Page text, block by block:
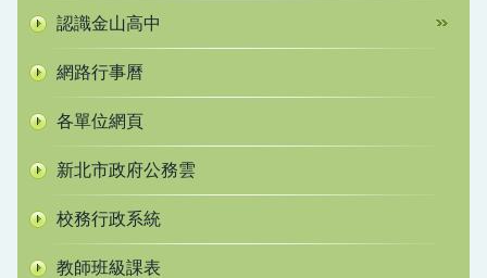
認識金山高中
網路行事曆
各單位網頁
新北市政府公務雲
校務行政系統
教師班級課表